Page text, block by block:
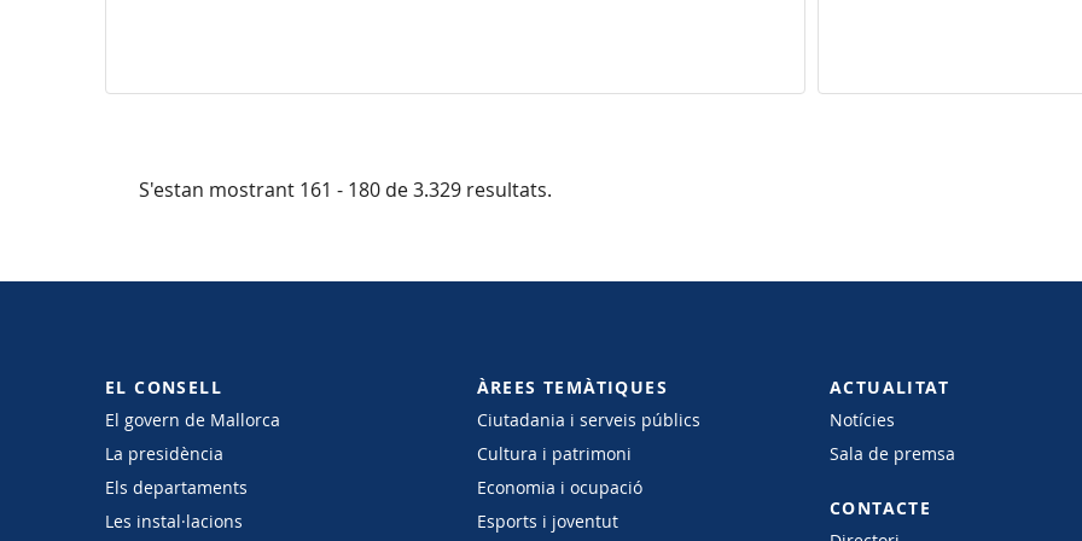
S'estan mostrant 161 - 180 de 3.329 resultats.
EL CONSELL
El govern de Mallorca
La presidència
Els departaments
Les instal·lacions
ÀREES TEMÀTIQUES
Ciutadania i serveis públics
Cultura i patrimoni
Economia i ocupació
Esports i joventut
ACTUALITAT
Notícies
Sala de premsa
CONTACTE